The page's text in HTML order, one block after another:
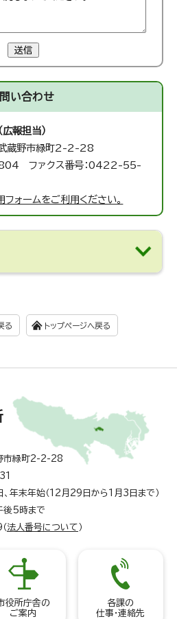
送信
い合わせ
報担当）
蔵野市緑町2-2-28
ファクス番号：0422-55-
ォームをご利用ください。
る トップページへ戻る
緑町2-2-28
、年末年始（12月29日から1月3日まで）
後5時まで
法人番号について ）
役所庁舎の
ご案内
各課の
仕事・連絡先